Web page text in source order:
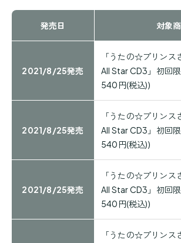
発売日 対象
2021/8/25発売
「うたの☆プリン
All Star CD3」初回限
540円(税込))
2021/8/25発売
「うたの☆プリン
All Star CD3」初回限
540円(税込))
2021/8/25発売
「うたの☆プリン
All Star CD3」初回限
540円(税込))
「うたの☆プリン